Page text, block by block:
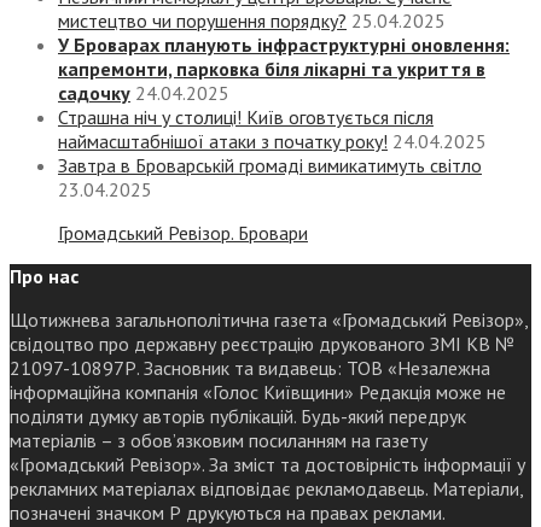
мистецтво чи порушення порядку? 25.04.2025
У Броварах планують інфраструктурні оновлення:
капремонти, парковка біля лікарні та укриття в
садочку 24.04.2025
Страшна ніч у столиці! Київ оговтується після
наймасштабнішої атаки з початку року! 24.04.2025
Завтра в Броварській громаді вимикатимуть світло
23.04.2025
Громадський Ревізор. Бровари
Про нас
Щотижнева загальнополітична газета «Громадський Ревізор»,
свідоцтво про державну реєстрацію друкованого ЗМІ КВ №
21097-10897Р. Засновник та видавець: ТОВ «Незалежна
інформаційна компанія «Голос Київщини» Редакція може не
поділяти думку авторів публікацій. Будь-який передрук
матеріалів – з обов’язковим посиланням на газету
«Громадський Ревізор». За зміст та достовірність інформації у
рекламних матеріалах відповідає рекламодавець. Матеріали,
позначені значком Р друкуються на правах реклами.